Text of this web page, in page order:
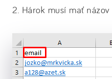
2. Hárok musí mať názov